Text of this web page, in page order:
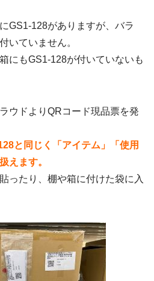
GS1-128がありますが、バラ
いていません。
にもGS1-128が付いていないも
ウドよりQRコード現品票を発
と同じく「アイテム」「使用
えます。
ったり、棚や箱に付けた袋に入